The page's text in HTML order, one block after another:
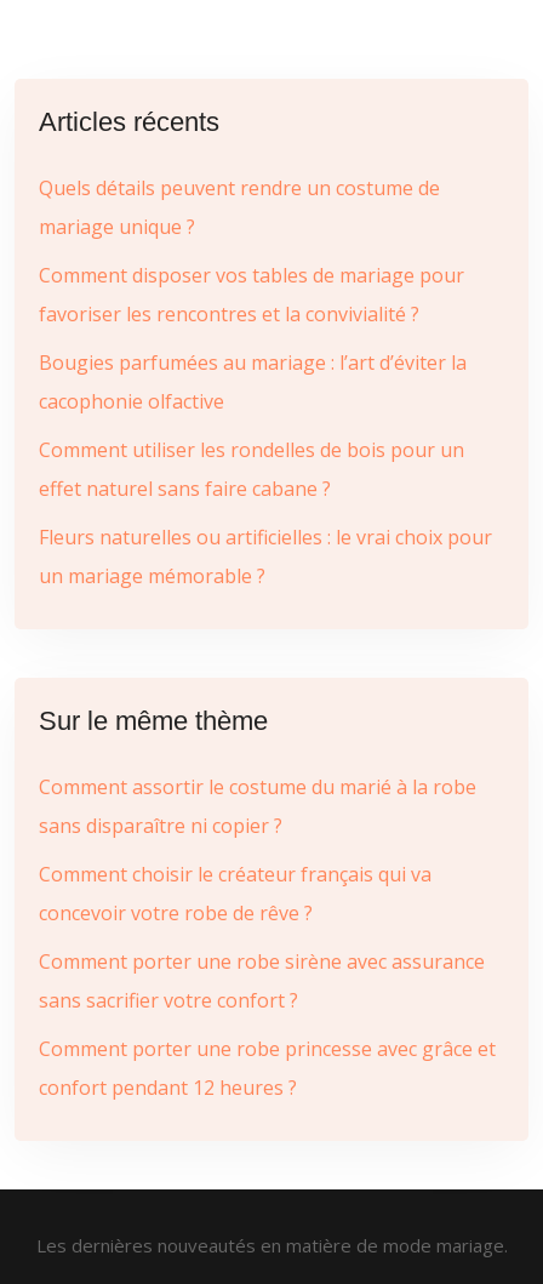
Articles récents
Quels détails peuvent rendre un costume de
mariage unique ?
Comment disposer vos tables de mariage pour
favoriser les rencontres et la convivialité ?
Bougies parfumées au mariage : l’art d’éviter la
cacophonie olfactive
Comment utiliser les rondelles de bois pour un
effet naturel sans faire cabane ?
Fleurs naturelles ou artificielles : le vrai choix pour
un mariage mémorable ?
Sur le même thème
Comment assortir le costume du marié à la robe
sans disparaître ni copier ?
Comment choisir le créateur français qui va
concevoir votre robe de rêve ?
Comment porter une robe sirène avec assurance
sans sacrifier votre confort ?
Comment porter une robe princesse avec grâce et
confort pendant 12 heures ?
Les dernières nouveautés en matière de mode mariage.